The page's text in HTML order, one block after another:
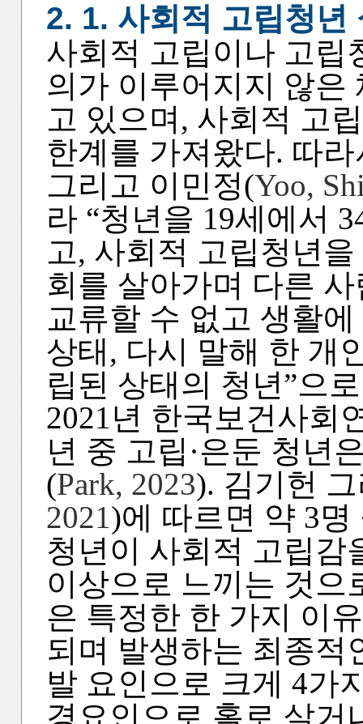
2. 1. 사회적 고립청년
사회적 고립이나 고립
의가 이루어지지 않은
고 있으며, 사회적 고
한계를 가져왔다. 따
그리고 이민정(Yoo,
라 “청년을 19세에서
고, 사회적 고립청년
회를 살아가며 다른
교류할 수 없고 생활
상태, 다시 말해 한 개
립된 상태의 청년”으
2021년 한국보건사회
년 중 고립·은둔 청년
(Park, 2023). 김기헌
2021)에 따르면 약 3명
청년이 사회적 고립감
이상으로 느끼는 것으
은 특정한 한 가지 이
되며 발생하는 최종적
발 요인으로 크게 4가
경요인으로 홀로 살거